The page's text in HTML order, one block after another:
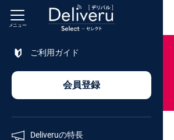
メニュー
ご利用ガイド
会員登録
Deliveruの特長